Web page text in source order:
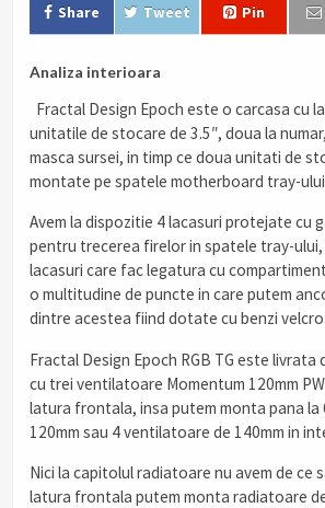
Share Tweet Pin
Analiza interioara
Fractal Design Epoch este o carcasa cu
unitatile de stocare de 3.5″, doua la
masca sursei, in timp ce doua unitati de
montate pe spatele motherboard tray-
Avem la dispozitie 4 lacasuri protejate cu
pentru trecerea firelor in spatele tray-
lacasuri care fac legatura cu
o multitudine de puncte in care putem
dintre acestea fiind dotate cu benzi velcro.
Fractal Design Epoch RGB TG este livrata
cu trei ventilatoare Momentum 120mm
latura frontala, insa putem monta pana la
120mm sau 4 ventilatoare de 140mm in
Nici la capitolul radiatoare nu avem de ce
latura frontala putem monta radiatoare